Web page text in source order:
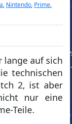
, Nintendo, Prime,
lange auf sich
technischen
2, ist aber
nur eine
Teile.